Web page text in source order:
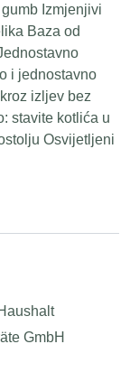
Izmjenjivi
Baza od
i jednostavno
izljev bez
stavite kotlića u
Osvijetljeni
GmbH